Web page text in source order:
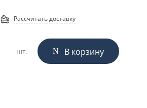
Рассчитать доставку
шт. В корзину